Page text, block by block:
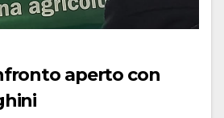
aperto con